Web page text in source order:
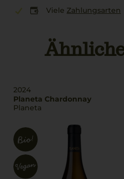
Viele Zahlungsarten
2024
Planeta Chardonnay
Planeta